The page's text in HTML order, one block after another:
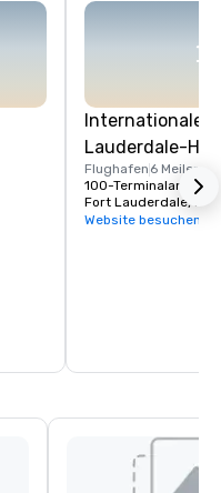
Internationaler
Lauderdale-
Flughafen 6 Meilen
100-Terminalantrieb
Fort Lauderdale, FL,
Website besuchen